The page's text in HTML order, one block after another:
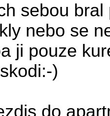
sebou
nebo se
ji pouze
)
do